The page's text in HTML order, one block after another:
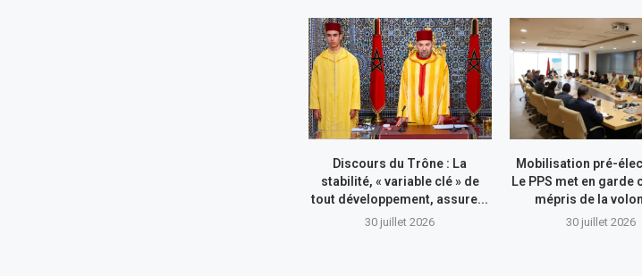
Discours du Trône : La
stabilité, « variable clé » de
tout développement, assure...
30 juillet 2026
Mobilisation pré-
Le PPS met en garde
mépris de la
30 juillet 2026